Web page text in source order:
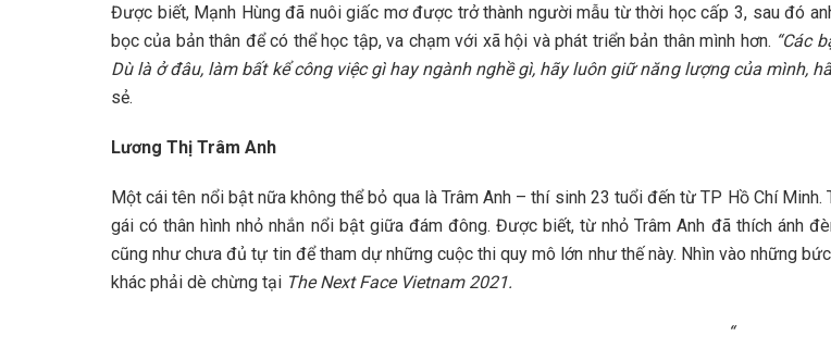
Được biết, Mạnh Hùng đã nuôi giấc mơ được trở thành người mẫu từ thời học cấp 3, sau đó
bọc của bản thân để có thể học tập, va chạm với xã hội và phát triển bản thân mình hơn. “Các
Dù là ở đâu, làm bất kể công việc gì hay ngành nghề gì, hãy luôn giữ năng lượng của mình,
sẻ.
Lương Thị Trâm Anh
Một cái tên nổi bật nữa không thể bỏ qua là Trâm Anh – thí sinh 23 tuổi đến từ TP Hồ Chí
gái có thân hình nhỏ nhắn nổi bật giữa đám đông. Được biết, từ nhỏ Trâm Anh đã thích ánh
cũng như chưa đủ tự tin để tham dự những cuộc thi quy mô lớn như thế này. Nhìn vào những
khác phải dè chừng tại The Next Face Vietnam 2021.
“